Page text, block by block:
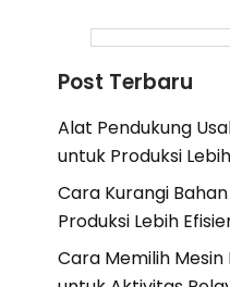
Post Terbaru
Alat Pendukung
untuk Produksi
Cara Kurangi
Produksi Lebih
Cara Memilih